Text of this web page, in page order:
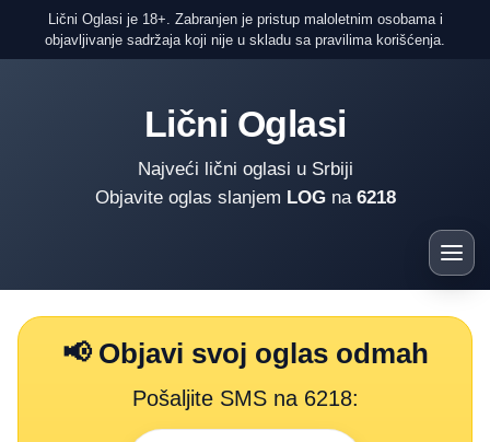
Lični Oglasi je 18+. Zabranjen je pristup maloletnim osobama i
objavljivanje sadržaja koji nije u skladu sa pravilima korišćenja.
Lični Oglasi
Najveći lični oglasi u Srbiji
Objavite oglas slanjem LOGna 6218
📢 Objavi svoj oglas odmah
Pošaljite SMS na 6218: